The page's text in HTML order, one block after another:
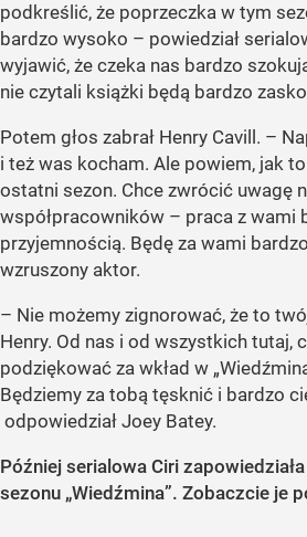
podkreślić, że poprzeczka w tym
bardzo wysoko – powiedział
wyjawić, że czeka nas bardzo
nie czytali książki będą bardzo
Potem głos zabrał Henry Cavill. –
i też was kocham. Ale powiem, jak
ostatni sezon. Chce zwrócić uwagę
współpracowników – praca z wami
przyjemnością. Będę za wami
wzruszony aktor.
– Nie możemy zignorować, że to
Henry. Od nas i od wszystkich tutaj,
podziękować za wkład w
Będziemy za tobą tęsknić i bardzo
odpowiedział Joey Batey.
Później serialowa Ciri
sezonu „Wiedźmina”. Zobaczcie je